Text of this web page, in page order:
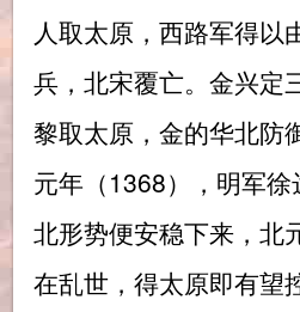
人取太原，西路军得以
兵，北宋覆亡。金兴定
黎取太原，金的华北防
元年（1368），明军
北形势便安稳下来，北
在乱世，得太原即有望